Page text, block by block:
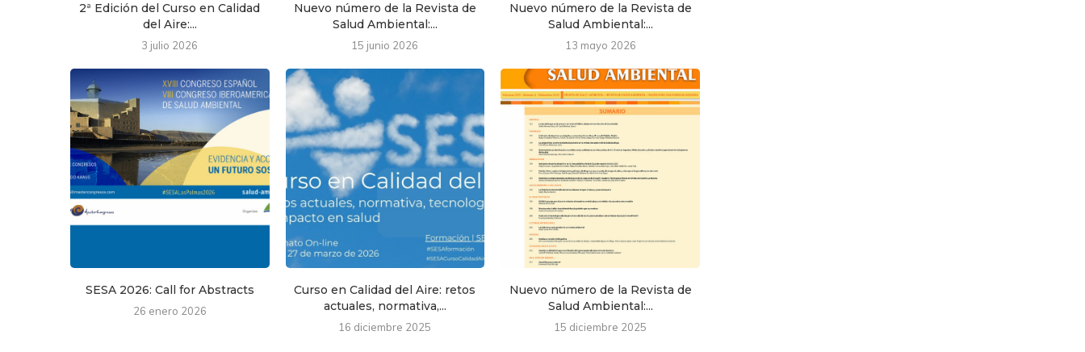
2ª Edición del Curso en Calidad
del Aire:...
3 julio 2026
Nuevo número de la Revista de
Salud Ambiental:...
15 junio 2026
Nuevo número de la Revista de
Salud Ambiental:...
13 mayo 2026
SESA 2026: Call for Abstracts
26 enero 2026
Curso en Calidad del Aire: retos
actuales, normativa,...
16 diciembre 2025
Nuevo número de la Revista de
Salud Ambiental:...
15 diciembre 2025